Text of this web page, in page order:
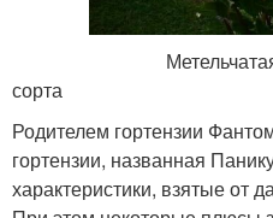
Метельчатая
сорта
Родителем гортензии
гортензии, названная
характеристики, взятые от